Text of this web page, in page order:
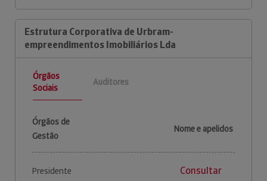
Estrutura Corporativa de Urbram-
empreendimentos Imobiliários Lda
Órgãos
Sociais
Auditores
Órgãos de
Gestão
Nome e apelidos
Presidente Consultar